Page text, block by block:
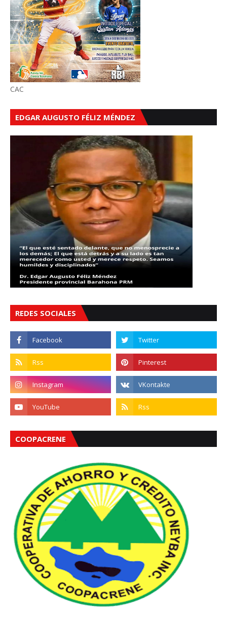
CAC
EDGAR AUGUSTO FÉLIZ MÉNDEZ
REDES SOCIALES
COOPACRENE